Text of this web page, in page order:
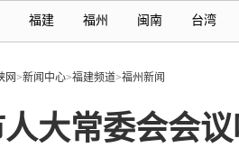
福建 福州 闽南 台湾
网>新闻中心>福建频道>福州新闻
大常委会会